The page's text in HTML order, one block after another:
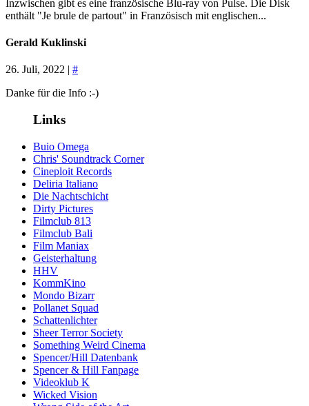
Inzwischen gibt es eine französische Blu-ray von Pulse. Die Disk
enthält "Je brule de partout" in Französisch mit englischen...
Gerald Kuklinski
26. Juli, 2022 | #
Danke für die Info :-)
Links
Buio Omega
Chris' Soundtrack Corner
Cineploit Records
Deliria Italiano
Die Nachtschicht
Dirty Pictures
Filmclub 813
Filmclub Bali
Film Maniax
Geisterhaltung
HHV
KommKino
Mondo Bizarr
Pollanet Squad
Schattenlichter
Sheer Terror Society
Something Weird Cinema
Spencer/Hill Datenbank
Spencer & Hill Fanpage
Videoklub K
Wicked Vision